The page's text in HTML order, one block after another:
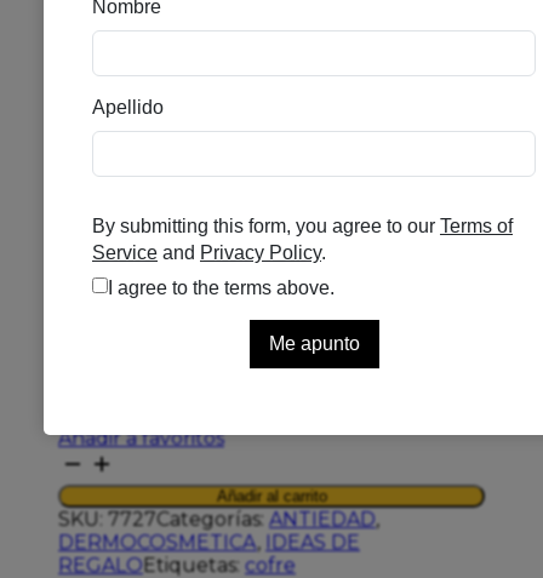
ESTHEDERM PACK
Se el primero en puntuar
124,20€
Novedoso PackCon Los Productos
Emblemáticos Intensive Spiruline Para
Un Tratamiento Intensivo De Vitalidad Y
Luminosidad. Indicado Para Pieles
Añadir a favoritos
ESTHEDERM
PACK
INTENSIVO
SPIRULINE
cantidad
Añadir al carrito
SKU: 7727Categorías: ANTIEDAD,
DERMOCOSMETICA, IDEAS DE
REGALOEtiquetas: cofre